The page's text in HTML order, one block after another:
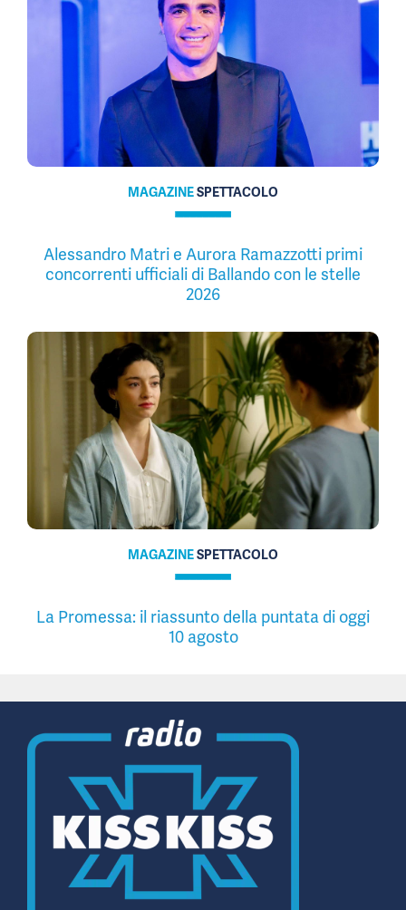
MAGAZINESPETTACOLO
Alessandro Matri e Aurora Ramazzotti primi
concorrenti ufficiali di Ballando con le stelle
2026
MAGAZINESPETTACOLO
La Promessa: il riassunto della puntata di oggi
10 agosto